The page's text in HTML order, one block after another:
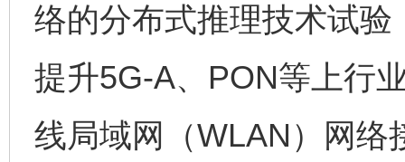
络的分布式推理技术试
提升5G-A、PON等上行
线局域网（WLAN）网络